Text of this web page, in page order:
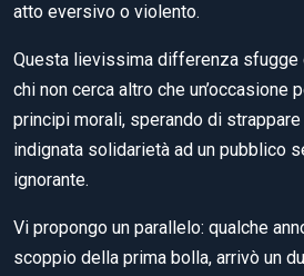
atto eversivo o violento.
Questa lievissima differenza sfugge
chi non cerca altro che un’occasione
principi morali, sperando di
indignata solidarietà ad un pubblico
ignorante.
Vi propongo un parallelo: qualche
scoppio della prima bolla, arrivò un